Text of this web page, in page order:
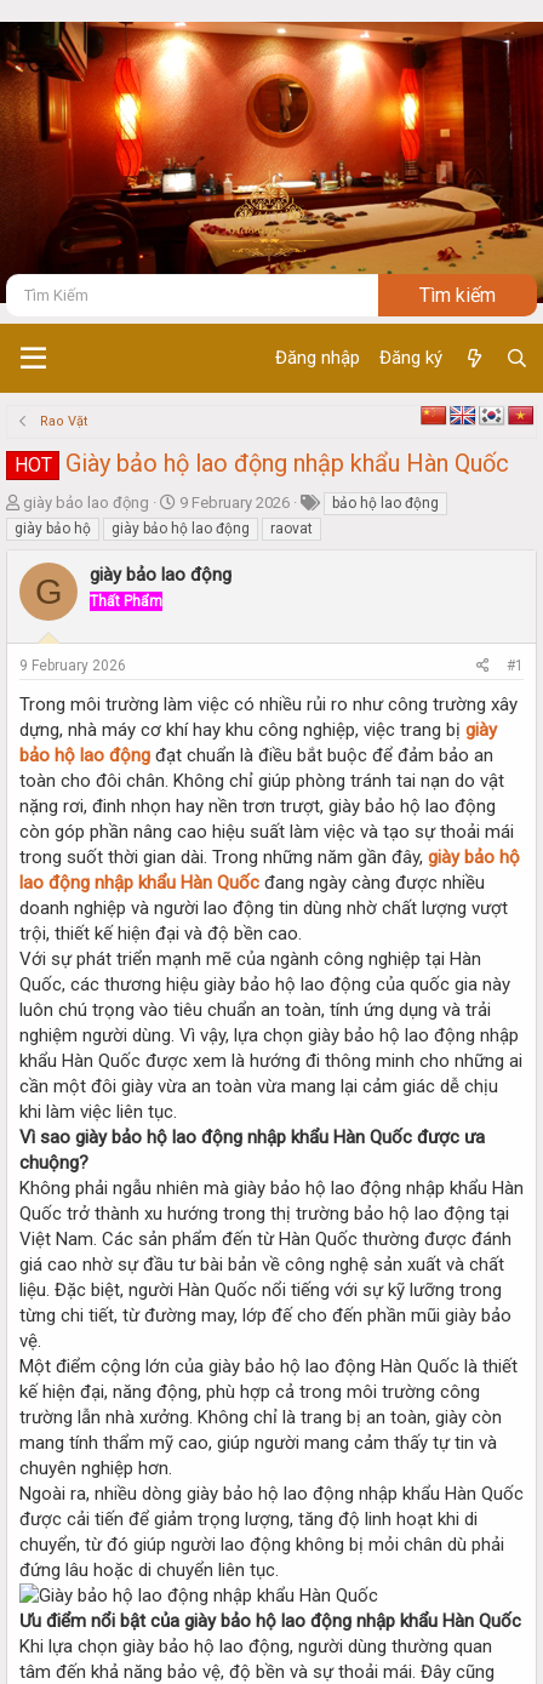
Đăng nhập Đăng ký
Rao Vặt
HOT Giày bảo hộ lao động nhập khẩu Hàn Quốc
T
h
r
e
d
a
r
t
e
r
giày bảo lao động
S
t
a
r
9 February 2026
bảo hộ lao động
giày bảo hộ
giày bảo hộ lao động raovat
G giày bảo lao động
Thất Phẩm
9 February 2026 #1
Trong môi trường làm việc có nhiều rủi ro như công trường xây
dựng, nhà máy cơ khí hay khu công nghiệp, việc trang bị giày
bảo hộ lao động đạt chuẩn là điều bắt buộc để đảm bảo an
toàn cho đôi chân. Không chỉ giúp phòng tránh tai nạn do vật
nặng rơi, đinh nhọn hay nền trơn trượt, giày bảo hộ lao động
còn góp phần nâng cao hiệu suất làm việc và tạo sự thoải mái
trong suốt thời gian dài. Trong những năm gần đây, giày bảo hộ
lao động nhập khẩu Hàn Quốc đang ngày càng được nhiều
doanh nghiệp và người lao động tin dùng nhờ chất lượng vượt
trội, thiết kế hiện đại và độ bền cao.
Với sự phát triển mạnh mẽ của ngành công nghiệp tại Hàn
Quốc, các thương hiệu giày bảo hộ lao động của quốc gia này
luôn chú trọng vào tiêu chuẩn an toàn, tính ứng dụng và trải
nghiệm người dùng. Vì vậy, lựa chọn giày bảo hộ lao động nhập
khẩu Hàn Quốc được xem là hướng đi thông minh cho những ai
cần một đôi giày vừa an toàn vừa mang lại cảm giác dễ chịu
khi làm việc liên tục.
Vì sao giày bảo hộ lao động nhập khẩu Hàn Quốc được ưa
chuộng?
Không phải ngẫu nhiên mà giày bảo hộ lao động nhập khẩu Hàn
Quốc trở thành xu hướng trong thị trường bảo hộ lao động tại
Việt Nam. Các sản phẩm đến từ Hàn Quốc thường được đánh
giá cao nhờ sự đầu tư bài bản về công nghệ sản xuất và chất
liệu. Đặc biệt, người Hàn Quốc nổi tiếng với sự kỹ lưỡng trong
từng chi tiết, từ đường may, lớp đế cho đến phần mũi giày bảo
vệ.
Một điểm cộng lớn của giày bảo hộ lao động Hàn Quốc là thiết
kế hiện đại, năng động, phù hợp cả trong môi trường công
trường lẫn nhà xưởng. Không chỉ là trang bị an toàn, giày còn
mang tính thẩm mỹ cao, giúp người mang cảm thấy tự tin và
chuyên nghiệp hơn.
Ngoài ra, nhiều dòng giày bảo hộ lao động nhập khẩu Hàn Quốc
được cải tiến để giảm trọng lượng, tăng độ linh hoạt khi di
chuyển, từ đó giúp người lao động không bị mỏi chân dù phải
đứng lâu hoặc di chuyển liên tục.
Ưu điểm nổi bật của giày bảo hộ lao động nhập khẩu Hàn Quốc
Khi lựa chọn giày bảo hộ lao động, người dùng thường quan
tâm đến khả năng bảo vệ, độ bền và sự thoải mái. Đây cũng